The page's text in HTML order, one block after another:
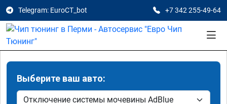
Telegram: EuroCT_bot +7 342 255-49-64
Выберите ваш авто: